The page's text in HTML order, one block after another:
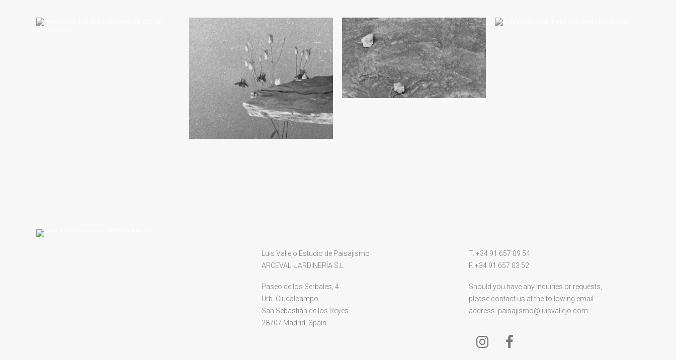
Luis Vallejo Estudio de Paisajismo
ARCEVAL JARDINERÍA S.L
Paseo de los Serbales, 4
Urb. Ciudalcampo
San Sebastián de los Reyes
28707 Madrid, Spain
T. +34 91 657 09 54
F. +34 91 657 03 52
Should you have any inquiries or requests,
please contact us at the following email
address. paisajismo@luisvallejo.com